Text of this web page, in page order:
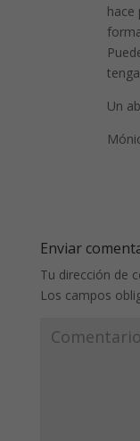
hace
Un
Enviar
Tu dirección de
Los campos